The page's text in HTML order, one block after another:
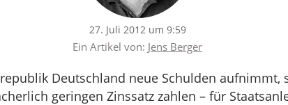
27. Juli 2012 um 9:59
Ein Artikel von: Jens Berger
Deutschland neue Schulden aufnimmt,
geringen Zinssatz zahlen – für